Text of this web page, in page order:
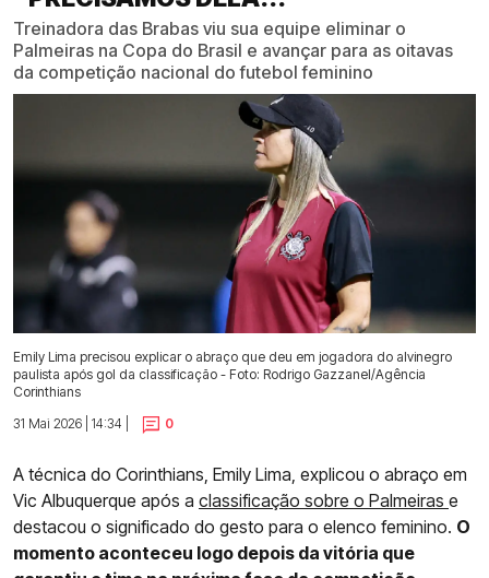
Treinadora das Brabas viu sua equipe eliminar o
Palmeiras na Copa do Brasil e avançar para as oitavas
da competição nacional do futebol feminino
Emily Lima precisou explicar o abraço que deu em jogadora do alvinegro
paulista após gol da classificação - Foto: Rodrigo Gazzanel/Agência
Corinthians
31 Mai 2026 | 14:34 |
0
A técnica do Corinthians, Emily Lima, explicou o abraço em
Vic Albuquerque após a classificação sobre o Palmeiras e
destacou o significado do gesto para o elenco feminino. O
momento aconteceu logo depois da vitória que